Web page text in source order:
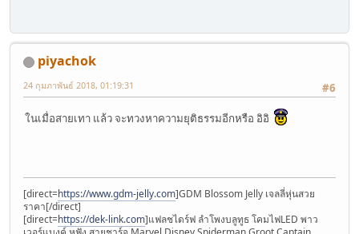
piyachok
#6
24 กุมภาพันธ์ 2018, 01:19:31
ในเมื่อสายเทา แล้ว จะทวงหาความยุติธรรมอีกหรือ อิอิ
[direct=https://www.gdm-jelly.com]GDM Blossom Jelly เจลลี่หุ่นสวย
ราคา[/direct]
[direct=https://dek-link.com]แฟลชไดร์ฟ ลำโพงบลูทูธ โคมไฟLED พาว